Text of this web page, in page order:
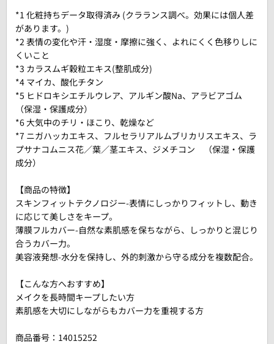
*1 化粧持ちデータ取得済み (クラランス調べ。効果には個人差
があります。)
*2 表情の変化や汗・湿度・摩擦に強く、よれにくく色移りしに
くいこと
*3 カラスムギ穀粒エキス(整肌成分)
*4 マイカ、酸化チタン
*5 ヒドロキシエチルウレア、アルギン酸Na、アラビアゴム
（保湿・保護成分）
*6 大気中のチリ・ほこり、乾燥など
*7 ニガハッカエキス、フルセラリアルムブリカリスエキス、ラ
プサナコムニス花／葉／茎エキス、ジメチコン （保湿・保護
成分）
【商品の特徴】
スキンフィットテクノロジー-表情にしっかりフィットし、動き
に応じて美しさをキープ。
薄膜フルカバー-自然な素肌感を保ちながら、しっかりと混じり
合うカバー力。
美容液発想-水分を保持し、外的刺激から守る成分を複数配合。
【こんな方へおすすめ】
メイクを長時間キープしたい方
素肌感を大切にしながらもカバー力を重視する方
商品番号： 14015252